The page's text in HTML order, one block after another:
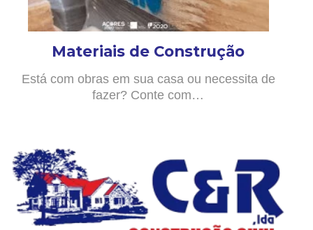
Materiais de Construção
Está com obras em sua casa ou necessita de
fazer? Conte com…